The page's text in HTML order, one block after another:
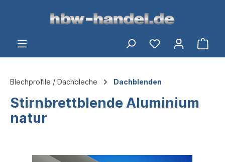
springen
Blechprofile / Dachbleche Dachblenden
Stirnbrettblende Aluminium
natur